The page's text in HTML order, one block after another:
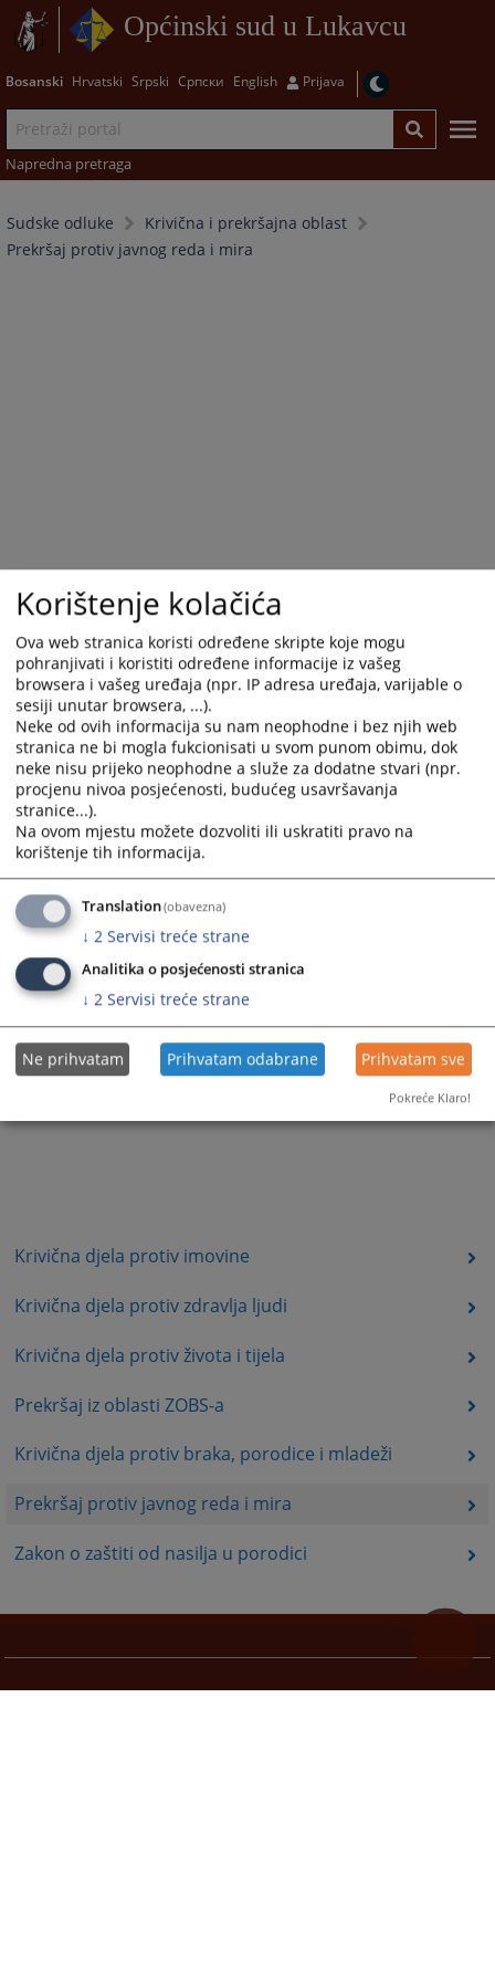
Općinski sud u Lukavcu
Bosanski Hrvatski Srpski Српски English Prijava
Napredna pretraga
Sudske odluke
Krivična i prekršajna oblast
Prekršaj protiv javnog reda i mira
Krivična djela protiv imovine
Krivična djela protiv zdravlja ljudi
Krivična djela protiv života i tijela
Prekršaj iz oblasti ZOBS-a
Krivična djela protiv braka, porodice i mladeži
Prekršaj protiv javnog reda i mira
Zakon o zaštiti od nasilja u porodici
Trenutno nema vijesti
Korištenje kolačića
Ova web stranica koristi određene skripte koje mogu
pohranjivati i koristiti određene informacije iz vašeg
browsera i vašeg uređaja (npr. IP adresa uređaja, varijable o
sesiji unutar browsera, ...).
Neke od ovih informacija su nam neophodne i bez njih web
stranica ne bi mogla fukcionisati u svom punom obimu, dok
neke nisu prijeko neophodne a služe za dodatne stvari (npr.
procjenu nivoa posjećenosti, budućeg usavršavanja
stranice...).
Na ovom mjestu možete dozvoliti ili uskratiti pravo na
korištenje tih informacija.
Translation(obavezna)
↓ 2 Servisi treće strane
Analitika o posjećenosti stranica
↓ 2 Servisi treće strane
Ne prihvatam Prihvatam odabrane Prihvatam sve
Pokreće Klaro!